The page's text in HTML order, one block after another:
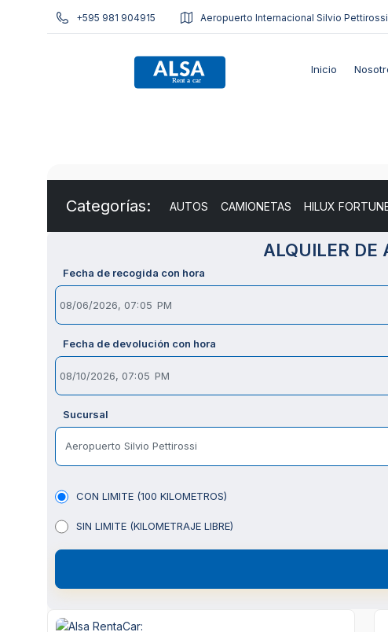
+595 981 904915 Aeropuerto Internacional Silvio
Inicio
Categorías: AUTOS CAMIONETAS HILUX
ALQUILER DE
Fecha de recogida con hora
Fecha de devolución con hora
Sucursal
Aeropuerto Silvio Pettirossi
CON LIMITE (100 KILOMETROS)
SIN LIMITE (KILOMETRAJE LIBRE)